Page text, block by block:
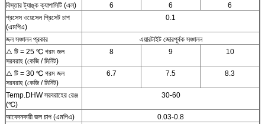
বিস্তার ট্যাঙ্ক ক্যাপাসিটি (এল)
6 6
6
প্রসেস ওয়েসেল প্রিসেট চাপ
(এমপিএ)
0.1
জল সঞ্চালন প্রকার
এয়ারটাইট জোরপূর্বক সঞ্চালন
△ টি = 25 ℃ গরম জল
সরবরাহ (কেজি / মিনিট)
8 9 10
△ টি = 30 ℃ গরম জল
সরবরাহ (কেজি / মিনিট)
6.7 7.5 8.3
Temp.DHW সরবরাহের রেঞ্জ
(℃)
30-60
আবেদনকারী জল চাপ (এমপিএ)
0.03-0.8